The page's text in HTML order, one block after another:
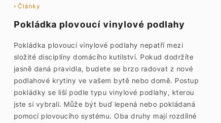
Články
Pokládka plovoucí vinylové podlahy
Pokládka plovoucí vinylové podlahy nepatří mezi
složité disciplíny domácího kutilství. Pokud dodržíte
jasně daná pravidla, budete se brzo radovat z nové
podlahové krytiny ve vašem bytě nebo domě. Postup
pokládky se liší podle typu vinylové podlahy, kterou
jste si vybrali. Může být buď lepená nebo pokládaná
pomocí plovoucího systému. Oba druhy mají rozdílné